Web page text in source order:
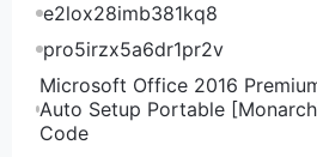
e2lox28imb381kq8
pro5irzx5a6dr1pr2v
Microsoft Office 2016
Auto Setup Portable
Code